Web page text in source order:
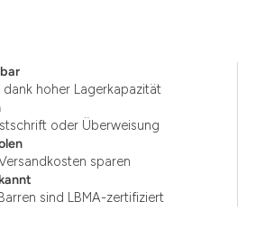
hoher Lagerkapazität
oder Überweisung
sparen
sind LBMA-zertifiziert